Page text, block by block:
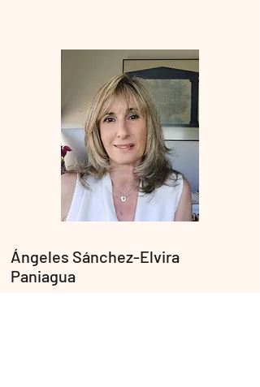
Ángeles Sánchez-Elvira
Paniagua